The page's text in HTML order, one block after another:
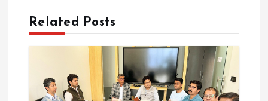
a
v
Related Posts